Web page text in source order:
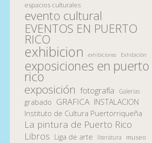
espacios culturales
evento cultural
EVENTOS EN PUERTO
RICO
exhibicion exhibiciones Exhibición
exposiciones en puerto
rico
exposición fotografía Galerias
grabado GRAFICA INSTALACION
Instituto de Cultura Puertorriqueña
La pintura de Puerto Rico
Libros Liga de arte literatura museo